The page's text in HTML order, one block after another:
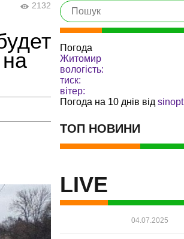
2132
Погода
Житомир
вологість:
тиск:
вітер:
Погода на 10 днів від
ТОП НОВИНИ
LIVE
04.07.2025